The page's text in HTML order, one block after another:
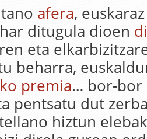
afera,
ditugula dioen
eta
beharra,
premia… bor-bor
pentsatu dut
hiztun